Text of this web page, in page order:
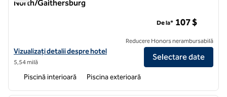
North/Gaithersburg
Vizualizați detaliile hotelului DoubleTree by Hilton Washington DC
Vizualizați detalii despre hotel
5,54 milă
De la* 107 $
Reducere Honors nerambursabilă
Selectare date
Piscină interioară Piscina exterioară